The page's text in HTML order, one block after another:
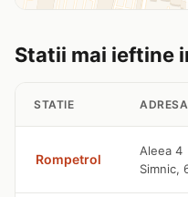
Statii mai ieftine
STATIE ADRESA
Rompetrol
Aleea 4
Simnic,